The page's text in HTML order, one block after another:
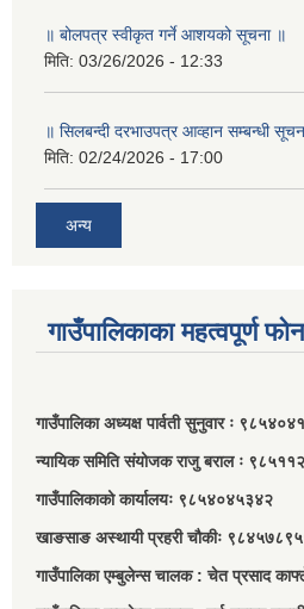
॥ बोलपत्र स्वीकृत गर्ने आशयको सूचना ॥
मिति: 03/26/2026 - 12:33
॥ सिलबन्दी दरभाउपत्र आव्हान सम्बन्धी
मिति: 02/24/2026 - 17:00
अन्य
गाउँपालिकाका महत्वपूर्ण
गाउँपालिका अध्यक्ष पार्वती सुनुवार ः
न्यायिक समिति संयोजक राजु बराल ः
गाउँपालिकाको कार्यालयः ९८५४०४५३४२
खाङसाङ अस्थायी प्रहरी चौकीः
गाउँपालिका एम्बुलेन्स चालक : चेत प्रसाद